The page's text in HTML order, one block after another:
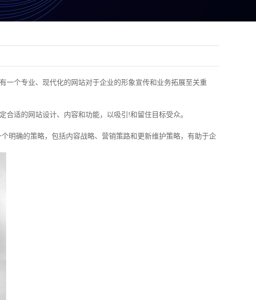
一个专业、现代化的网站对于企业的形象宣传和业务拓展至关重
适的网站设计、内容和功能，以吸引!和留住目标受众。
明确的策略，包括内容战略、营销策路和更新维护策略，有助于企